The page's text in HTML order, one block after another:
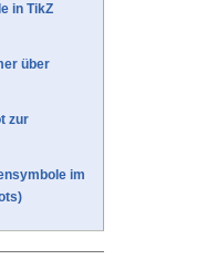
in TikZ
über
zur
im